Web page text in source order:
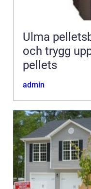
Ulma
och trygg
pellets
admin